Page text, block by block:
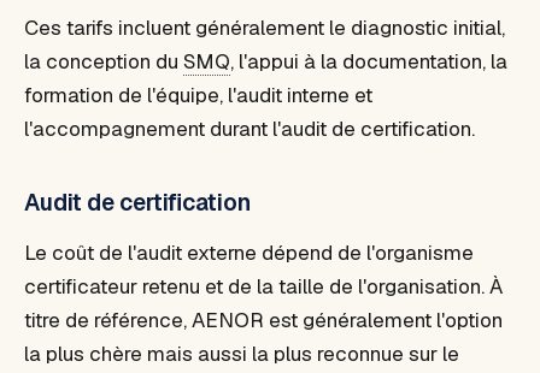
Ces tarifs incluent généralement le diagnostic initial,
la conception du SMQ, l'appui à la documentation, la
formation de l'équipe, l'audit interne et
l'accompagnement durant l'audit de certification.
Audit de certification
Le coût de l'audit externe dépend de l'organisme
certificateur retenu et de la taille de l'organisation. À
titre de référence, AENOR est généralement l'option
la plus chère mais aussi la plus reconnue sur le